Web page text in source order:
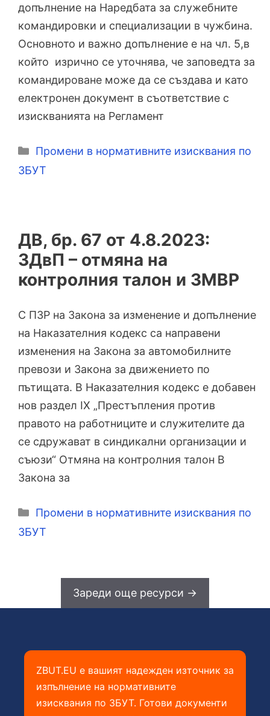
допълнение на Наредбата за служебните
командировки и специализации в чужбина.
Основното и важно допълнение е на чл. 5,в
който изрично се уточнява, че заповедта за
командироване може да се създава и като
електронен документ в съответствие с
изискванията на Регламент
Категории
Промени в нормативните изисквания по
ЗБУТ
ДВ, бр. 67 от 4.8.2023:
ЗДвП – отмяна на
контролния талон и ЗМВР
С ПЗР на Закона за изменение и допълнение
на Наказателния кодекс са направени
изменения на Закона за автомобилните
превози и Закона за движението по
пътищата. В Наказателния кодекс е добавен
нов раздел ІХ „Престъпления против
правото на работниците и служителите да
се сдружават в синдикални организации и
съюзи“ Отмяна на контролния талон В
Закона за
Категории
Промени в нормативните изисквания по
ЗБУТ
Зареди още ресурси ->
ZBUT.EU е вашият надежден източник за
изпълнение на нормативните
изисквания по ЗБУТ. Готови документи